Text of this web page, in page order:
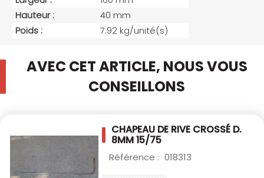
Hauteur :
40 mm
Poids :
7.92 kg/unité(s)
AVEC CET ARTICLE, NOUS VOUS
CONSEILLONS
CHAPEAU DE RIVE CROSSÉ D.
8MM 15/75
Référence : 018313